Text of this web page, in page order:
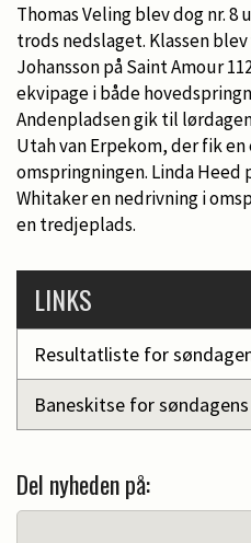
Thomas Veling blev dog nr.
trods nedslaget. Klassen
Johansson på Saint Amour
ekvipage i både
Andenpladsen gik til
Utah van Erpekom, der fik
omspringningen. Linda Heed
Whitaker en nedrivning i
en tredjeplads.
LINKS
Resultatliste for
Baneskitse for
Del nyheden på: